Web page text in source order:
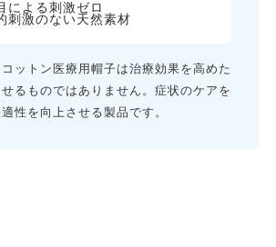
による刺激ゼロ
刺激のない天然素材
ットン医療用帽子は治療効果を高めた
るものではありません。症状のケアを
性を向上させる製品です。